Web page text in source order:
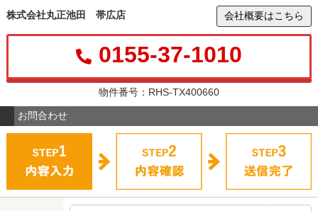
株式会社丸正池田 帯広店 会社概要はこちら
0155-37-1010
物件番号：RHS-TX400660
お問合わせ